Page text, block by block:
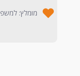
מומלץ: